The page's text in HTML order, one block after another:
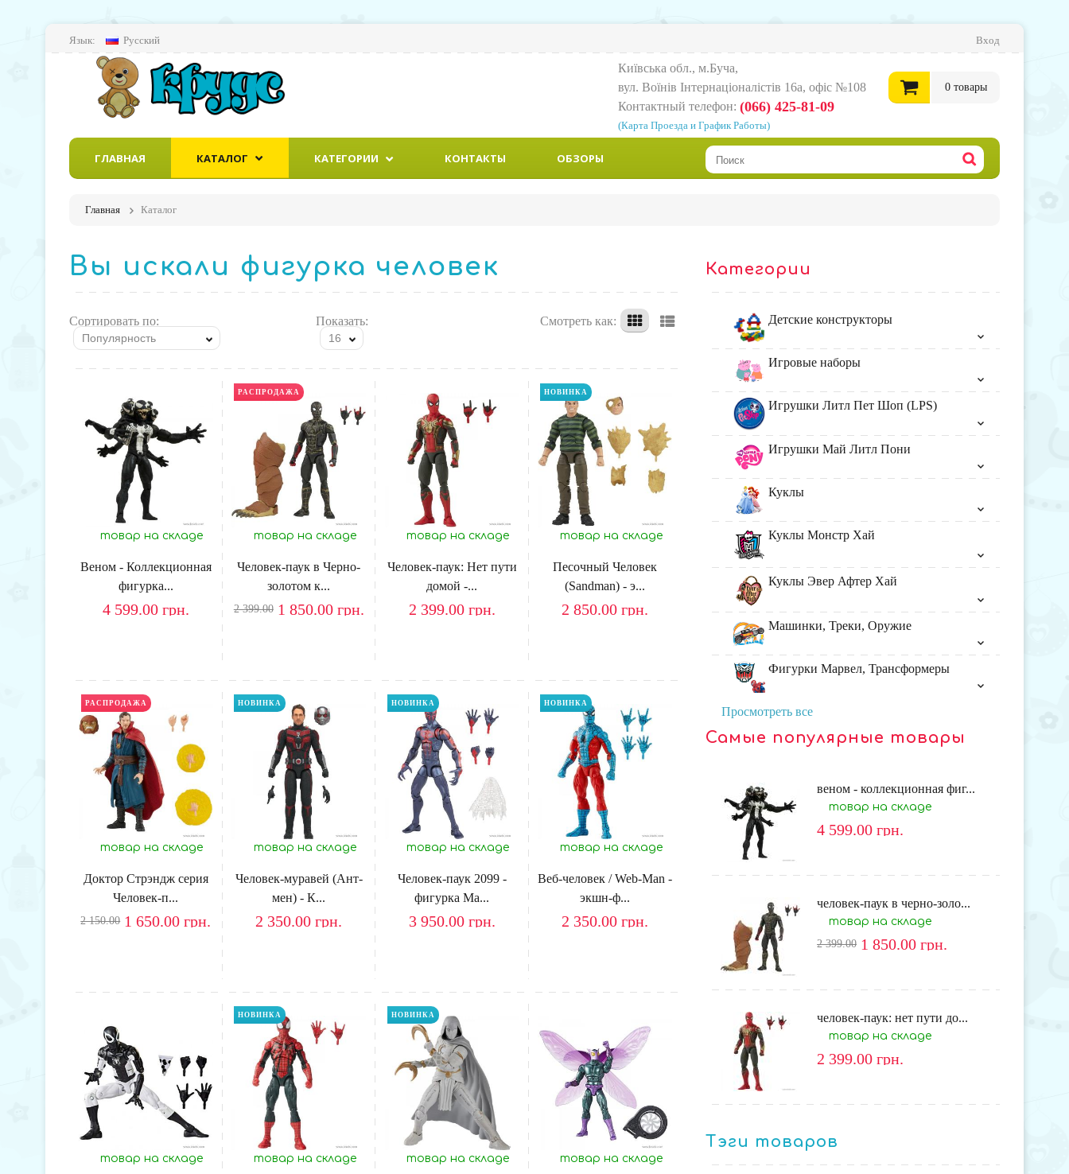
Язык: Русский Вход
Київська обл., м.Буча,
вул. Воїнiв Iнтернацiоналiстiв 16а, офіс №108
Контактный телефон: (066) 425-81-09
(Карта Проезда и График Работы)
0товары
ГЛАВНАЯ КАТАЛОГ КАТЕГОРИИ КОНТАКТЫ ОБЗОРЫ
Главная Каталог
Вы искали фигурка человек
Сортировать по:
Популярность
Показать:
16
Смотреть как:
товар на складе
Веном - Коллекционная
фигурка...
4 599.00 грн.
РАСПРОДАЖА
товар на складе
Человек-паук в Черно-
золотом к...
2 399.001 850.00 грн.
товар на складе
Человек-паук: Нет пути
домой -...
2 399.00 грн.
НОВИНКА
товар на складе
Песочный Человек
(Sandman) - э...
2 850.00грн.
НОВИНКА
РАСПРОДАЖА
товар на складе
Доктор Стрэндж серия
Человек-п...
2 150.001 650.00грн.
НОВИНКА
товар на складе
Человек-муравей (Ант-
мен) - К...
2 350.00грн.
НОВИНКА
товар на складе
Человек-паук 2099 -
фигурка Ma...
3 950.00 грн.
НОВИНКА
товар на складе
Веб-человек / Web-Man -
экшн-ф...
2 350.00грн.
товар на складе
НОВИНКА
товар на складе
НОВИНКА
товар на складе товар на складе
Категории
Детские конструкторы
Игровые наборы
Игрушки Литл Пет Шоп (LPS)
Игрушки Май Литл Пони
Куклы
Куклы Монстр Хай
Куклы Эвер Афтер Хай
Машинки, Треки, Оружие
Фигурки Марвел, Трансформеры
Просмотреть все
Самые популярные товары
веном - коллекционная фиг...
товар на складе
4 599.00 грн.
человек-паук в черно-золо...
товар на складе
2 399.00 1 850.00 грн.
человек-паук: нет пути до...
товар на складе
2 399.00 грн.
Тэги товаров